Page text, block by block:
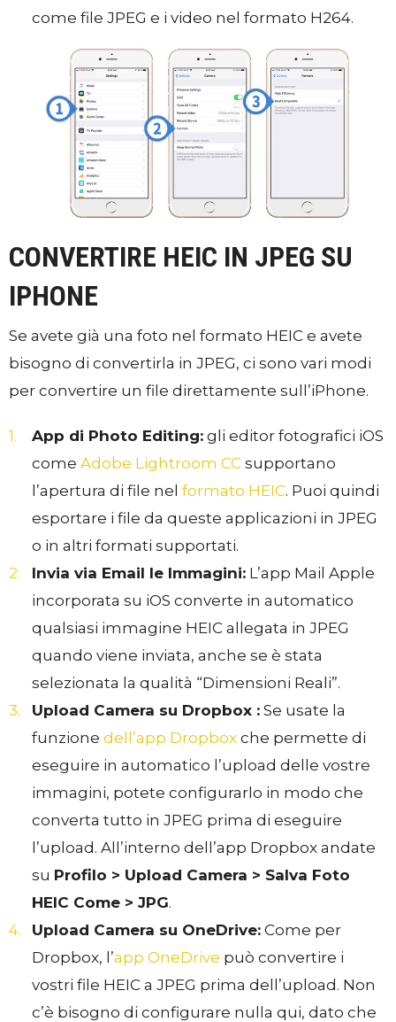
come file JPEG e i video nel formato H264.
CONVERTIRE HEIC IN JPEG SU
IPHONE
Se avete già una foto nel formato HEIC e avete
bisogno di convertirla in JPEG, ci sono vari modi
per convertire un file direttamente sull’iPhone.
App di Photo Editing: gli editor fotografici iOS
come Adobe Lightroom CC supportano
l’apertura di file nel formato HEIC. Puoi quindi
esportare i file da queste applicazioni in JPEG
o in altri formati supportati.
Invia via Email le Immagini: L’app Mail Apple
incorporata su iOS converte in automatico
qualsiasi immagine HEIC allegata in JPEG
quando viene inviata, anche se è stata
selezionata la qualità “Dimensioni Reali”.
Upload Camera su Dropbox : Se usate la
funzione dell’app Dropbox che permette di
eseguire in automatico l’upload delle vostre
immagini, potete configurarlo in modo che
converta tutto in JPEG prima di eseguire
l’upload. All’interno dell’app Dropbox andate
su Profilo > Upload Camera > Salva Foto
HEIC Come > JPG.
Upload Camera su OneDrive: Come per
Dropbox, l’app OneDrive può convertire i
vostri file HEIC a JPEG prima dell’upload. Non
c’è bisogno di configurare nulla qui, dato che